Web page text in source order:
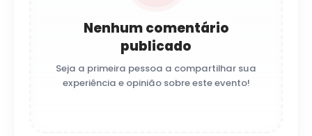
Nenhum comentário
publicado
Seja a primeira pessoa a compartilhar sua
experiência e opinião sobre este evento!